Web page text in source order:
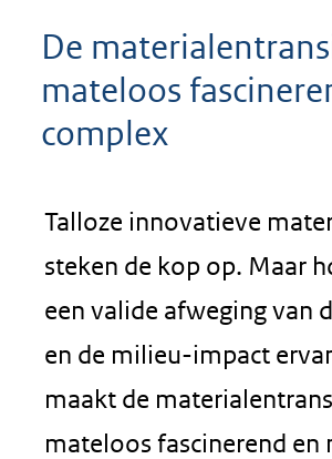
De
mateloos
complex
Talloze innovatieve
steken de kop op. Maar
een valide afweging van
en de milieu-impact
maakt de
mateloos fascinerend en